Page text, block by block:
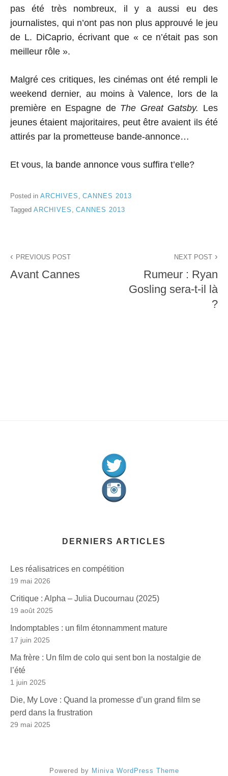
pas été très nombreux, il y a aussi eu des
journalistes, qui n’ont pas non plus approuvé le jeu
de L. DiCaprio, écrivant que « ce n’était pas son
meilleur rôle ».
Malgré ces critiques, les cinémas ont été rempli le
weekend dernier, au moins à Valence, lors de la
première en Espagne de The Great Gatsby. Les
jeunes étaient majoritaires, peut être avaient ils été
attirés par la prometteuse bande-annonce…
Et vous, la bande annonce vous suffira t’elle?
Posted in ARCHIVES , CANNES 2013
Tagged ARCHIVES CANNES 2013
de
PREVIOUS POST
Avant Cannes
NEXT POST
Rumeur : Ryan
Gosling sera-t-il là
?
DERNIERS ARTICLES
Les réalisatrices en compétition
19 mai 2026
Critique : Alpha – Julia Ducournau (2025)
19 août 2025
Indomptables : un film étonnamment mature
17 juin 2025
Ma frère : Un film de colo qui sent bon la nostalgie de
l’été
1 juin 2025
Die, My Love : Quand la promesse d’un grand film se
perd dans la frustration
29 mai 2025
Powered by Miniva WordPress Theme